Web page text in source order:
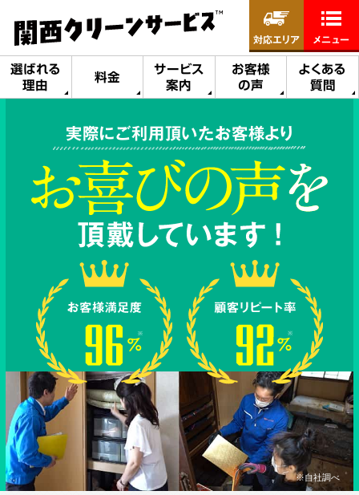
選ばれる
理由
料金
サービス
案内
お客様
の声
よくある
質問
対応エリア メニュー
実際にご利用頂いたお客様より
※自社調べ